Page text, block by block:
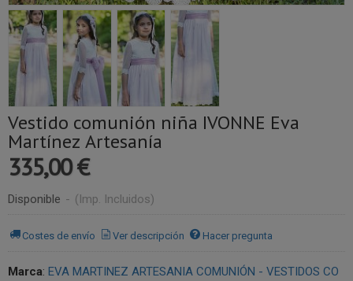
Vestido comunión niña IVONNE Eva
Martínez Artesanía
335,00 €
Disponible - (Imp. Incluidos)
Costes de envío Ver descripción Hacer pregunta
Marca: EVA MARTINEZ ARTESANIA COMUNIÓN - VESTIDOS CO